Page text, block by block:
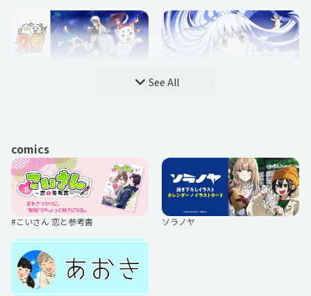
ァ‐
アニメディアセレクション ガラス
の花と壊す世界
アニメディアセレクション 境界の
RINNNE
オトメディアセレクション 黒執事
See All
comics
#こいさん 恋と参考書 ソラノヤ